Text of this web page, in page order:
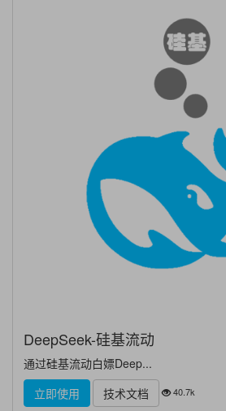
DeepSeek-硅基流动
通过硅基流动白嫖Deep...
立即使用
技术文档 40.7k